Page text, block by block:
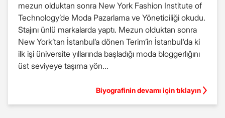
mezun olduktan sonra New York Fashion Institute of
Technology’de Moda Pazarlama ve Yöneticiliği okudu.
Stajını ünlü markalarda yaptı. Mezun olduktan sonra
New York’tan İstanbul’a dönen Terim’in İstanbul'da ki
ilk işi üniversite yıllarında başladığı moda bloggerlığını
üst seviyeye taşıma yön...
Biyografinin devamı için tıklayın